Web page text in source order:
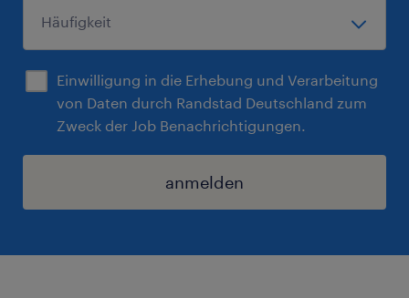
Einwilligung in die Erhebung und Verarbeitung
von Daten durch Randstad Deutschland zum
Zweck der Job Benachrichtigungen.
anmelden